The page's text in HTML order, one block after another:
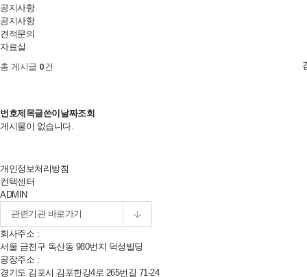
공지사항
공지사항
견적문의
자료실
총 게시글 0건
번호제목글쓴이 날짜조회
게시물이 없습니다.
개인정보처리방침
컨택센터
ADMIN
회사주소 :
서울 금천구 독산동 980번지 덕성빌딩
공장주소 :
경기도 김포시 김포한강4로 265번길 71-24